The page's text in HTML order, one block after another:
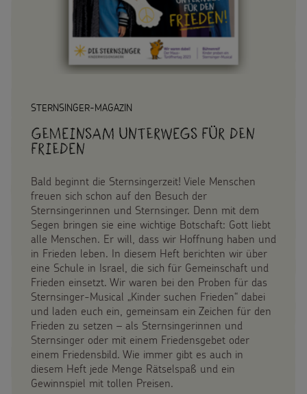
Kinderarbeit
Weltmissionstag der Kinder
Weihnachten Weltweit
Gottesdienstbausteine
Spendenformular
Spendendose
Spendenmöglichkeiten
Sternsinger-Stiftung
Anlassspenden
Zinsen den Kindern
Vereine und Initiativen
Sternsingerspenden gezielt einsetzen
Testamentsspende
FAQ Spenden
Backen und Basteln
Sternsinger-Magazin
Videos
Sternsinger-Steckbrief
Spiele
Über uns
Presse
Kontakt
SHOP SPENDEN
STERNSINGER-MAGAZIN
Gemeinsam unterwegs für den
Frieden
Bald beginnt die Sternsingerzeit! Viele Menschen
freuen sich schon auf den Besuch der
Sternsingerinnen und Sternsinger. Denn mit dem
Segen bringen sie eine wichtige Botschaft: Gott liebt
alle Menschen. Er will, dass wir Hoffnung haben und
in Frieden leben. In diesem Heft berichten wir über
eine Schule in Israel, die sich für Gemeinschaft und
Frieden einsetzt. Wir waren bei den Proben für das
Sternsinger-Musical „Kinder suchen Frieden“ dabei
und laden euch ein, gemeinsam ein Zeichen für den
Frieden zu setzen – als Sternsingerinnen und
Sternsinger oder mit einem Friedensgebet oder
einem Friedensbild. Wie immer gibt es auch in
diesem Heft jede Menge Rätselspaß und ein
Gewinnspiel mit tollen Preisen.